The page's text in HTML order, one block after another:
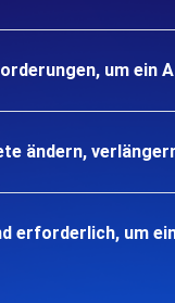
um ein
ändern,
erforderlich, um